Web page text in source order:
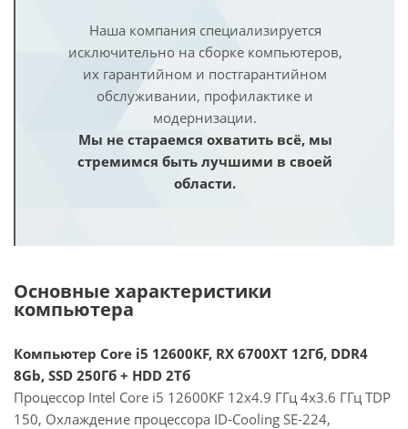
Наша компания специализируется
исключительно на сборке компьютеров,
их гарантийном и постгарантийном
обслуживании, профилактике и
модернизации.
Мы не стараемся охватить всё, мы
стремимся быть лучшими в своей
области.
Основные характеристики
компьютера
Компьютер Core i5 12600KF, RX 6700XT 12Гб, DDR4
8Gb, SSD 250Гб + HDD 2Тб
Процессор Intel Core i5 12600KF 12x4.9 ГГц 4x3.6 ГГц TDP
150, Охлаждение процессора ID-Cooling SE-224,